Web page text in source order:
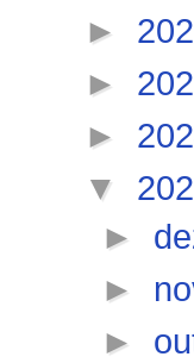
►
►
►
▼
►
►
►